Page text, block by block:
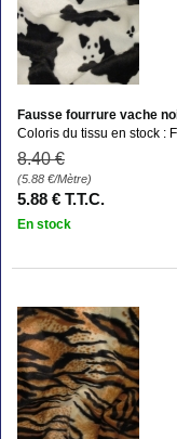
Fausse fourrure vache
Coloris du tissu en stock :
8.40 €
(5.88 €/Mètre)
5.88 € T.T.C.
En stock